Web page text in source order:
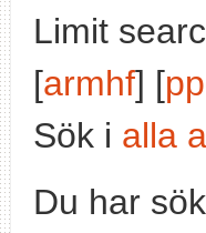
Limit
[armhf] [
Sök i alla
Du har